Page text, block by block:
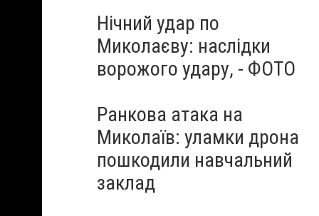
Нічний удар по
Миколаєву: наслідки
ворожого удару, - ФОТО
Ранкова атака на
Миколаїв: уламки дрона
пошкодили навчальний
заклад